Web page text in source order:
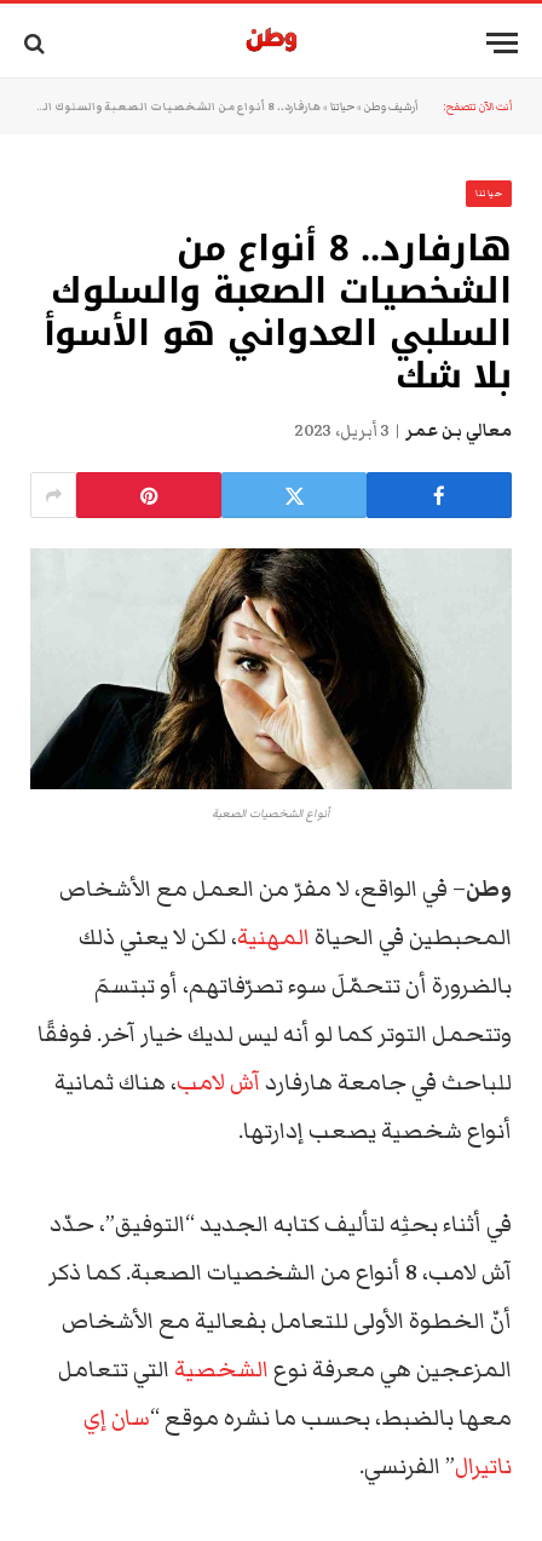
أنت الآن تتصفح: أرشيف وطن »حياتنا »هارفارد.. 8 أنواع من الشخصيات الصعبة والسلوك السلبي العدواني هو الأسوأ بلا شك
حياتنا
هارفارد.. 8 أنواع من
الشخصيات الصعبة والسلوك
السلبي العدواني هو الأسوأ
بلا شك
معالي بن عمر 3 أبريل، 2023
أنواع الشخصيات الصعبة
وطن– في الواقع، لا مفرّ من العمل مع الأشخاص
المحبطين في الحياةالمهنية، لكن لا يعني ذلك
بالضرورة أن تتحمّلَ سوء تصرّفاتهم، أو تبتسمَ
وتتحمل التوتر كما لو أنه ليس لديك خيار آخر. فوفقًا
للباحث في جامعة هارفاردآش لامب، هناك ثمانية
أنواع شخصية يصعب إدارتها.
في أثناء بحثِه لتأليف كتابه الجديد “التوفيق”، حدّد
آش لامب، 8 أنواع من الشخصيات الصعبة. كما ذكر
أنّ الخطوة الأولى للتعامل بفعالية مع الأشخاص
المزعجين هي معرفة نوعالشخصيةالتي تتعامل
معها بالضبط، بحسب ما نشره موقع “سان إي
ناتيرال” الفرنسي.